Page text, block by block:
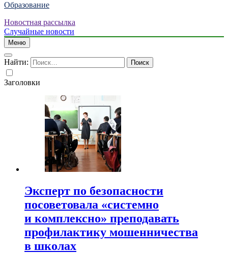
Образование
Новостная рассылка
Случайные новости
Меню
Найти:
Заголовки
Эксперт по безопасности
посоветовала «системно
и комплексно» преподавать
профилактику мошенничества
в школах